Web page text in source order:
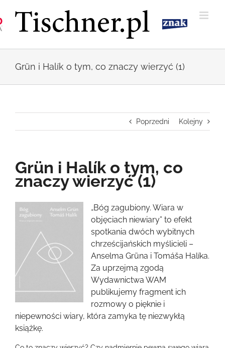
zawartości
Grün i Halík o tym, co znaczy wierzyć (1)
Poprzedni Kolejny
Grün i Halík o tym, co
znaczy wierzyć (1)
Pokaż
większy
„Bóg zagubiony. Wiara w
objęciach niewiary” to efekt
spotkania dwóch wybitnych
chrześcijańskich myślicieli –
Anselma Grüna i Tomáša Halíka.
Za uprzejmą zgodą
Wydawnictwa WAM
publikujemy fragment ich
rozmowy o pięknie i
niepewności wiary, która zamyka tę niezwykłą
książkę.